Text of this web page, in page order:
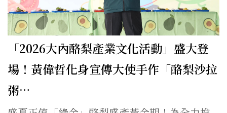
「2026大內酪梨產業文化活動」盛大登
場！黃偉哲化身宣傳大使手作「酪梨沙拉
粥…